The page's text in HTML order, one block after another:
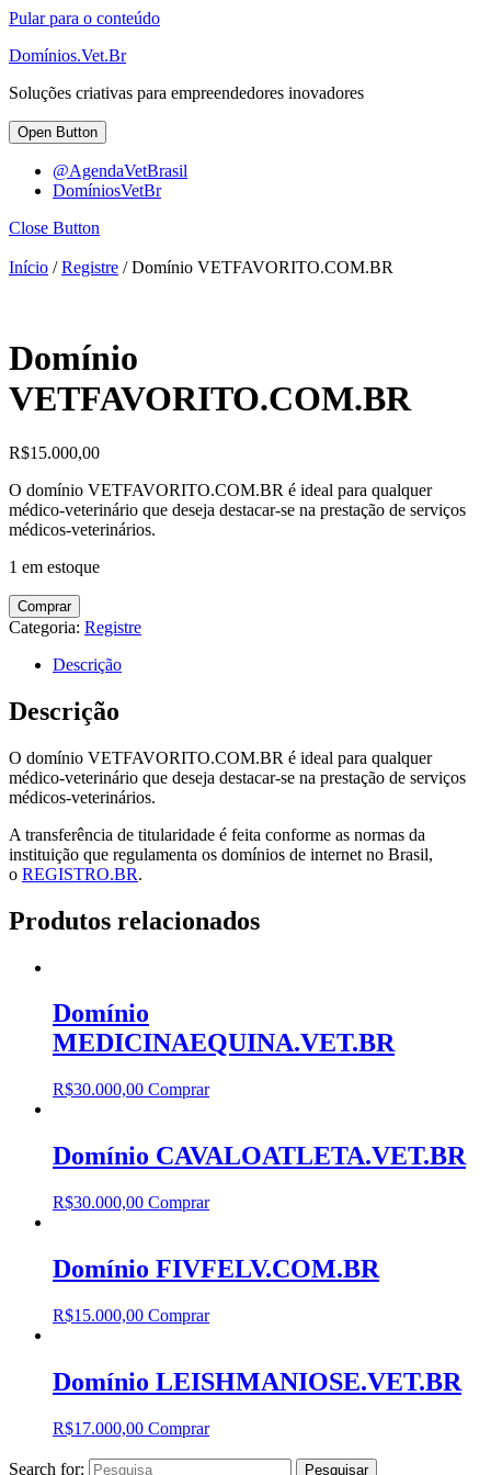
Pular para o conteúdo
Domínios.Vet.Br
Soluções criativas para empreendedores inovadores
Open Button
@AgendaVetBrasil
DomíniosVetBr
Close Button
Início /Registre / Domínio VETFAVORITO.COM.BR
Domínio
VETFAVORITO.COM.BR
R$15.000,00
O domínio VETFAVORITO.COM.BR é ideal para qualquer
médico-veterinário que deseja destacar-se na prestação de serviços
médicos-veterinários.
1 em estoque
Comprar
Categoria: Registre
Descrição
Descrição
O domínio VETFAVORITO.COM.BR é ideal para qualquer
médico-veterinário que deseja destacar-se na prestação de serviços
médicos-veterinários.
A transferência de titularidade é feita conforme as normas da
instituição que regulamenta os domínios de internet no Brasil,
o REGISTRO.BR.
Produtos relacionados
Domínio
MEDICINAEQUINA.VET.BR
R$30.000,00 Comprar
Domínio CAVALOATLETA.VET.BR
R$30.000,00 Comprar
Domínio FIVFELV.COM.BR
R$15.000,00 Comprar
Domínio LEISHMANIOSE.VET.BR
R$17.000,00 Comprar
Search for: